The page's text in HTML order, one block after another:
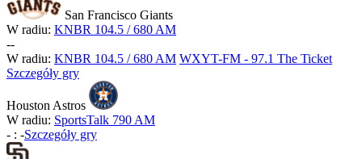
San Francisco Giants
W radiu: KNBR 104.5 / 680 AM
--
W radiu: KNBR 104.5 / 680 AM WXYT-FM - 97.1 The Ticket
Szczegóły gry
Houston Astros
W radiu: SportsTalk 790 AM
- : -Szczegóły gry